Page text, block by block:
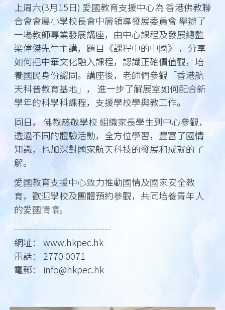
上周六(3月15日) 愛國教育支援中心為 香港佛教聯
合會會屬小學校長會中層領導發展委員會 舉辦了
一場教師專業發展講座，由中心課程及發展總監
梁偉傑先生主講，題目《課程中的中國》 ，分享
如何把中華文化融入課程，認識正確價值觀，培
養國民身份認同。講座後，老師們參觀「香港航
天科普教育基地」， 進一步了解展室如何配合新
學年的科學科課程，支援學校學與教工作。
同日， 佛教慈敬學校 組織家長學生到中心參觀，
透過不同的體驗活動，全方位學習，豐富了國情
知識，也加深對國家航天科技的發展和成就的了
解。
愛國教育支援中心致力推動國情及國家安全教
育，歡迎學校及團體預約參觀，共同培養青年人
的愛國情懷。
--------------------------------
網址： www.hkpec.hk
電話： 2770 0071
電郵： info@hkpec.hk